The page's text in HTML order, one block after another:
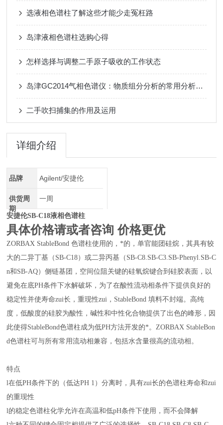
选液相色谱柱了解这些才能少走冤枉路
岛津液相色谱柱选购心得
怎样选择与调整二手原子吸收的工作状态
岛津GC2014气相色谱仪：物质组分分析的常用分析设备
二手吹扫捕集的作用及运用
详细介绍
品牌 Agilent/安捷伦
供货周
期
一周
安捷伦SB-C18液相色谱柱
具体价格请或者咨询 价格更优
ZORBAX StableBond 色谱柱使用的，*的，单官能团硅烷，其具有较
大的二异丁基（SB-C18）或二异丙基（SB-C8.SB-C3.SB-Phenyl.SB-C
n和SB-AQ）侧链基团，空间位阻关键的硅氧烷键合到硅胶表面，以
避免在底PH条件下水解破坏，为了在酸性流动相条件下提供良好的
稳定性并使寿命zui长，重现性zui，StableBond 填料不封端。高纯
度，低酸度的硅胶为酸性，碱性和中性化合物提供了出色的峰形，因
此使得StableBond色谱柱成为低PH方法开发的*。ZORBAX StableBon
d色谱柱可与所有常用流动相兼容，包括水含量很高的流动相。
特点
l在低PH条件下的（低达PH 1）分离时，具有zui长的色谱柱寿命和zui
的重现性
l的稳定色谱柱化学允许在高温和低pH条件下使用，而不会降解